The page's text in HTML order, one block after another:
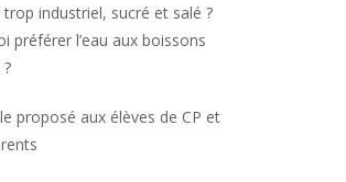
industriel, sucré et salé ?
préférer l’eau aux boissons
proposé aux élèves de CP et